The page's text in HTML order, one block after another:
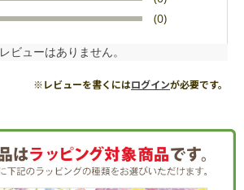
(0)
レビューはありません。
※レビューを書くにはログインが必要です。